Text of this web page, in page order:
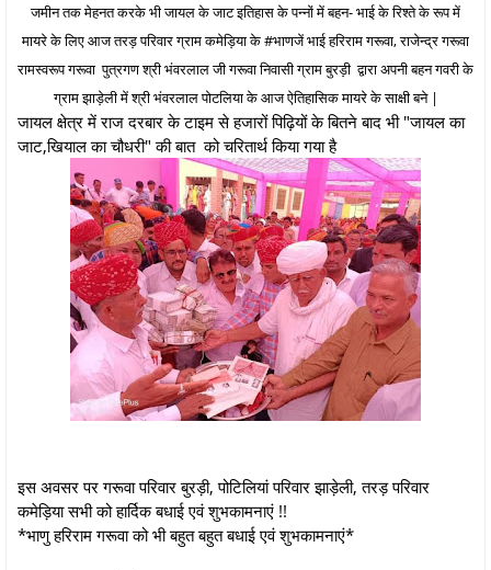
जमीन तक मेहनत करके भी जायल के जाट इतिहास के पन्नों में बहन- भाई के रिश्ते के रूप में
मायरे के लिए आज तरड़ परिवार ग्राम कमेड़िया के #भाणजें भाई हरिराम गरूवा, राजेन्द्र गरूवा
रामस्वरूप गरूवा पुत्रगण श्री भंवरलाल जी गरूवा निवासी ग्राम बुरड़ी द्वारा अपनी बहन गवरी के
ग्राम झाड़ेली में श्री भंवरलाल पोटलिया के आज ऐतिहासिक मायरे के साक्षी बने |
जायल क्षेत्र में राज दरबार के टाइम से हजारों पिढ़ियों के बितने बाद भी "जायल का
जाट,खियाल का चौधरी" की बात को चरितार्थ किया गया है
इस अवसर पर गरूवा परिवार बुरड़ी, पोटिलियां परिवार झाड़ेली, तरड़ परिवार
कमेड़िया सभी को हार्दिक बधाई एवं शुभकामनाएं !!
*भाणु हरिराम गरूवा को भी बहुत बहुत बधाई एवं शुभकामनाएं*